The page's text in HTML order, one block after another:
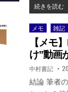
続きを読む
Posted
メモ 雑記
【メモ
け”動画
著
者:
中村書記 掲
載
結論 筆者